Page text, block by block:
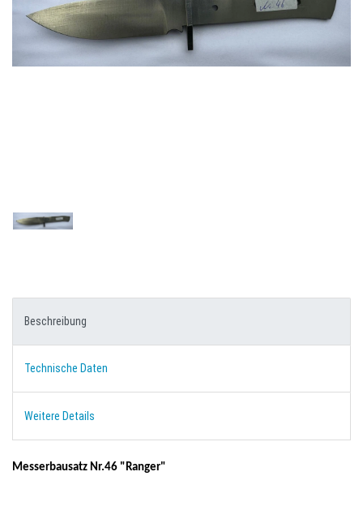
Beschreibung
Technische Daten
Weitere Details
Messerbausatz Nr.46 "Ranger"